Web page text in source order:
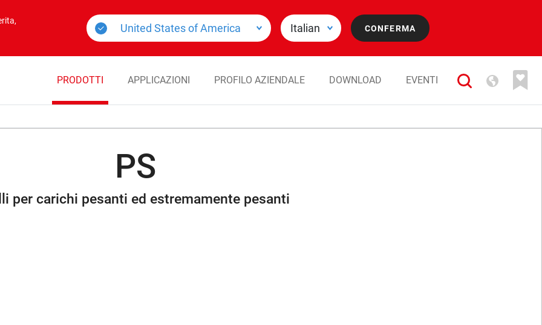
PRODOTTI APPLICAZIONI PROFILO AZIENDALE DOWNLOAD EVENTI
PS
per carichi pesanti ed estremamente pesanti